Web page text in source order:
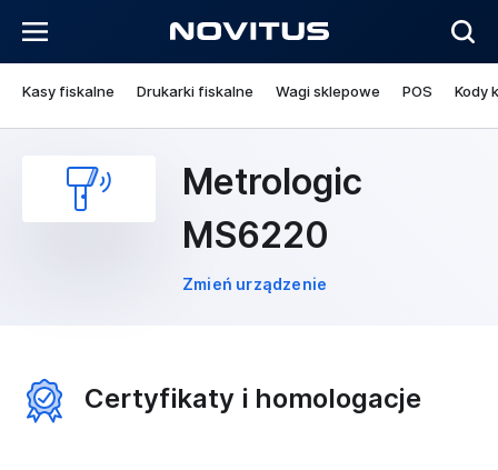
Kasy fiskalne Drukarki fiskalne Wagi sklepowe POS Kody
Metrologic
MS6220
Zmień urządzenie
Certyfikaty i homologacje